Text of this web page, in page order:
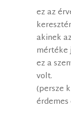
ez az
akinek
ez a
volt.
(persze